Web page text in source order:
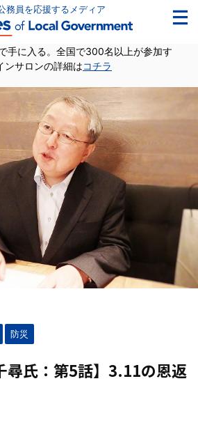
務員を応援するメディア
手に入る。全国で300名以上が参加す
ンサロンの詳細はコチラ
防災
尋氏：第5話】3.11の恩返